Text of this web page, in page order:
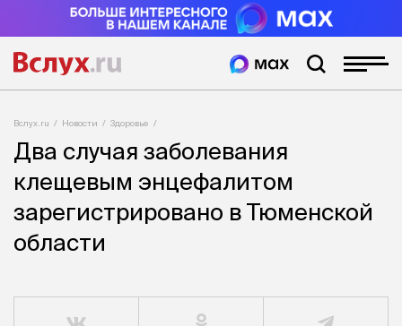
Вслух.ru Новости Здоровье
Два случая заболевания
клещевым энцефалитом
зарегистрировано в Тюменской
области